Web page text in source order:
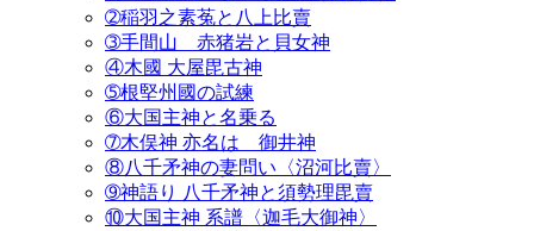
➁稲羽之素菟と八上比賣
➂手間山 赤猪岩と貝女神
④木國 大屋毘古神
➄根堅州國の試練
⑥大国主神と名乗る
➆木俣神 亦名は 御井神
⑧八千矛神の妻問い〈沼河比賣〉
➈神語り 八千矛神と須勢理毘賣
⑩大国主神 系譜〈迦毛大御神〉